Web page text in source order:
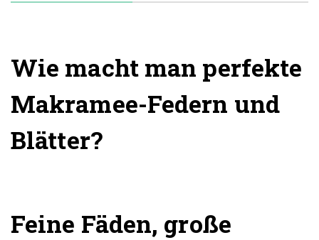
Wie macht man perfekte
Makramee-Federn und
Blätter?
Feine Fäden, große